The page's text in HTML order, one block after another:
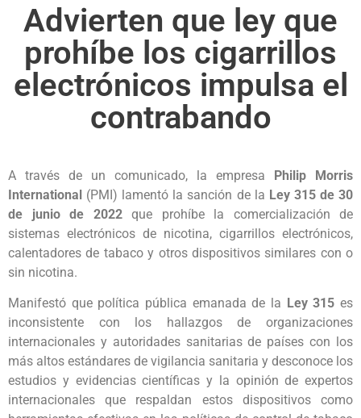
Advierten que ley que
prohíbe los cigarrillos
electrónicos impulsa el
contrabando
A través de un comunicado, la empresa Philip Morris
International (PMI) lamentó la sanción de la Ley 315 de 30
de junio de 2022que prohíbe la comercialización de
sistemas electrónicos de nicotina, cigarrillos electrónicos,
calentadores de tabaco y otros dispositivos similares con o
sin nicotina.
Manifestó que política pública emanada de la Ley 315 es
inconsistente con los hallazgos de organizaciones
internacionales y autoridades sanitarias de países con los
más altos estándares de vigilancia sanitaria y desconoce los
estudios y evidencias científicas y la opinión de expertos
internacionales que respaldan estos dispositivos como